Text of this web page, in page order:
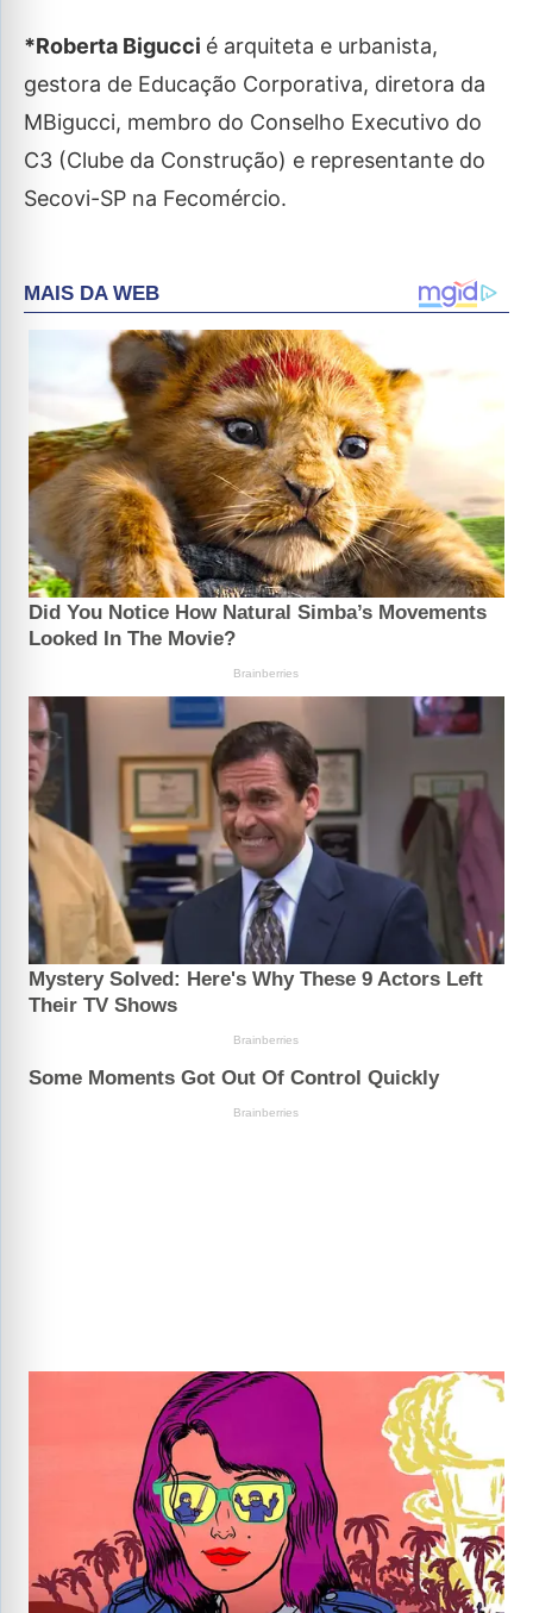
*Roberta Bigucci é arquiteta e urbanista,
gestora de Educação Corporativa, diretora da
MBigucci, membro do Conselho Executivo do
C3 (Clube da Construção) e representante do
Secovi-SP na Fecomércio.